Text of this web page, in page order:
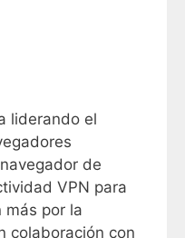
liderando el
de
VPN para
más por la
colaboración con